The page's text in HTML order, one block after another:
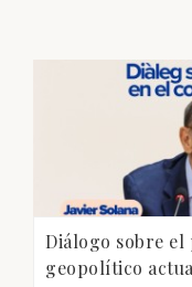
Diálogo sobre el
geopolítico